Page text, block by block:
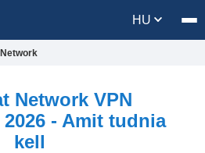
HU
Network VPN
- Amit tudnia
kell